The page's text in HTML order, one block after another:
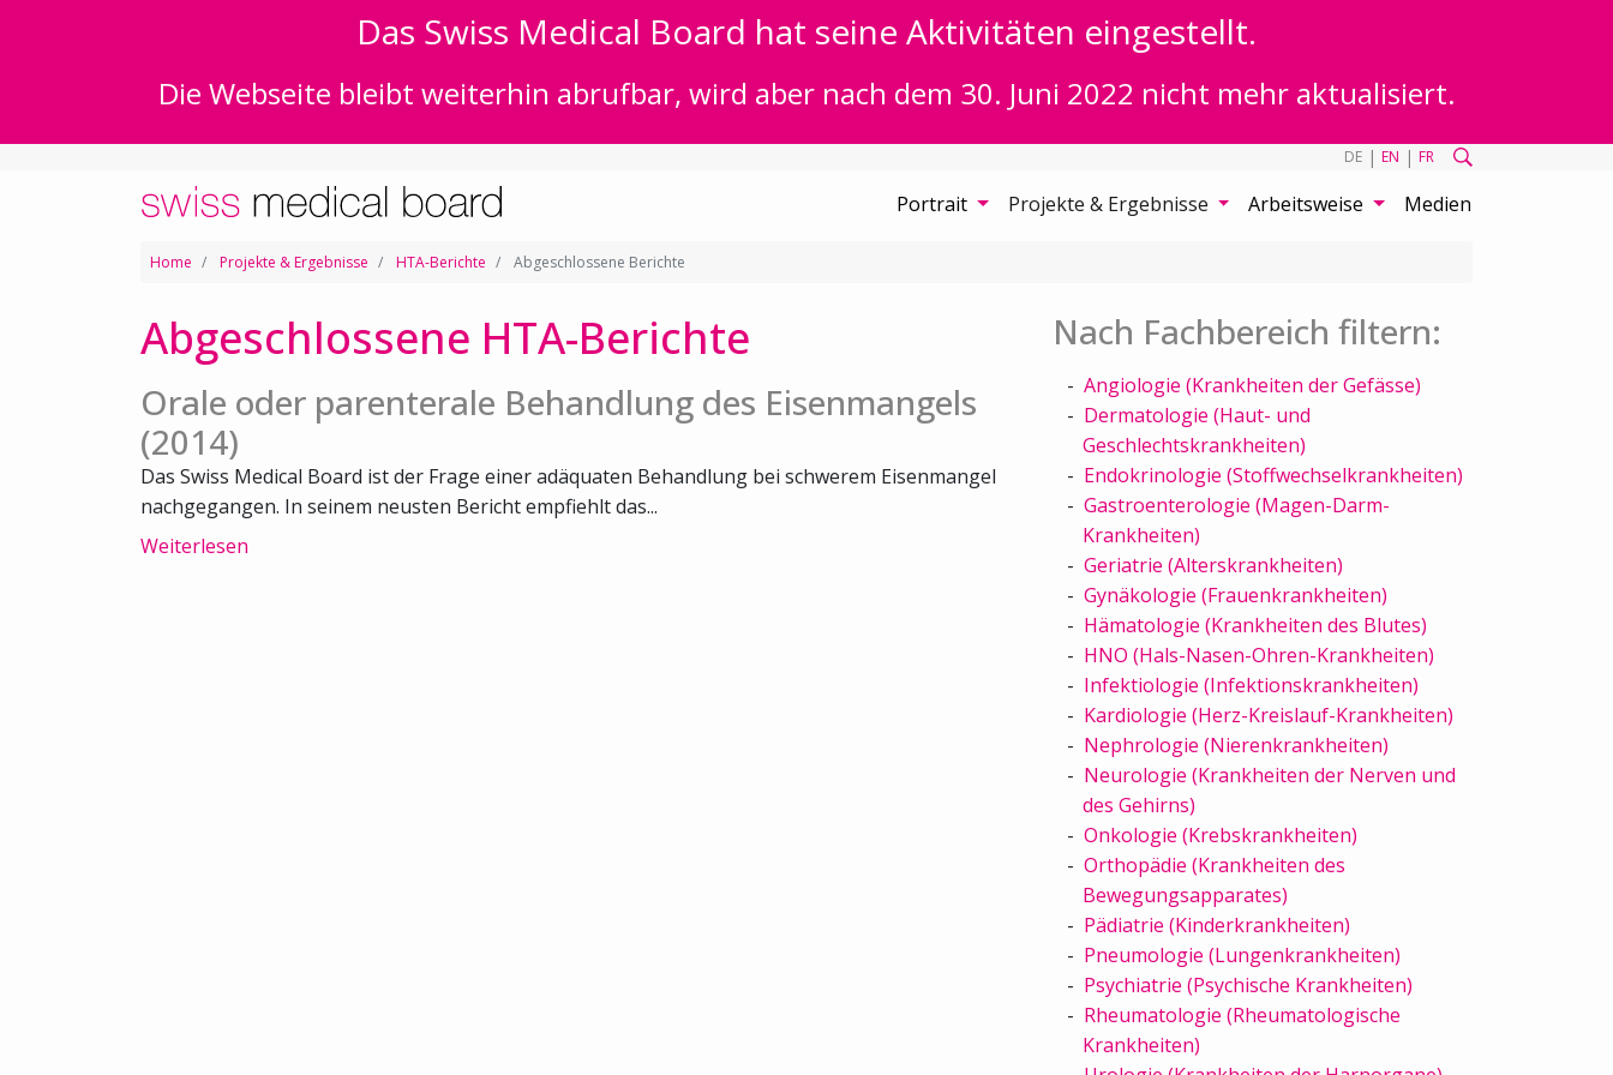
Das Swiss Medical Board hat seine Aktivitäten eingestellt.
Die Webseite bleibt weiterhin abrufbar, wird aber nach dem 30. Juni 2022 nicht mehr aktualisiert.
DE | EN | FR
Portrait Projekte & Ergebnisse Arbeitsweise Medien
Home Projekte & Ergebnisse HTA-Berichte Abgeschlossene Berichte
Abgeschlossene HTA-Berichte
Orale oder parenterale Behandlung des Eisenmangels
(2014)
Das Swiss Medical Board ist der Frage einer adäquaten Behandlung bei schwerem Eisenmangel
nachgegangen. In seinem neusten Bericht empfiehlt das...
Weiterlesen
Nach Fachbereich filtern:
Angiologie (Krankheiten der Gefässe)
Dermatologie (Haut- und
Geschlechtskrankheiten)
Endokrinologie (Stoffwechselkrankheiten)
Gastroenterologie (Magen-Darm-
Krankheiten)
Geriatrie (Alterskrankheiten)
Gynäkologie (Frauenkrankheiten)
Hämatologie (Krankheiten des Blutes)
HNO (Hals-Nasen-Ohren-Krankheiten)
Infektiologie (Infektionskrankheiten)
Kardiologie (Herz-Kreislauf-Krankheiten)
Nephrologie (Nierenkrankheiten)
Neurologie (Krankheiten der Nerven und
des Gehirns)
Onkologie (Krebskrankheiten)
Orthopädie (Krankheiten des
Bewegungsapparates)
Pädiatrie (Kinderkrankheiten)
Pneumologie (Lungenkrankheiten)
Psychiatrie (Psychische Krankheiten)
Rheumatologie (Rheumatologische
Krankheiten)